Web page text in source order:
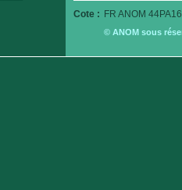
Cote : FR ANOM
© ANOM sous